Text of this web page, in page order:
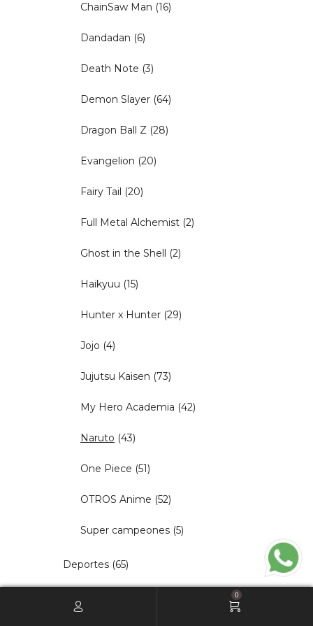
ChainSaw Man (16)
Dandadan (6)
Death Note (3)
Demon Slayer (64)
Dragon Ball Z (28)
Evangelion (20)
Fairy Tail (20)
Full Metal Alchemist (2)
Ghost in the Shell (2)
Haikyuu (15)
Hunter x Hunter (29)
Jojo (4)
Jujutsu Kaisen (73)
My Hero Academia (42)
Naruto (43)
One Piece (51)
OTROS Anime (52)
Super campeones (5)
Deportes (65)
0